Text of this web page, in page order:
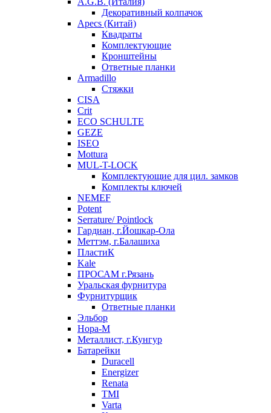
Декоративный колпачок
Apecs (Китай)
Квадраты
Комплектующие
Кронштейны
Ответные планки
Armadillo
Стяжки
CISA
Crit
ECO SCHULTE
GEZE
ISEO
Mottura
MUL-T-LOCK
Комплектующие для цил. замков
Комплекты ключей
NEMEF
Potent
Serrature/ Pointlock
Гардиан, г.Йошкар-Ола
Меттэм, г.Балашиха
ПластиК
Kale
ПРОСАМ г.Рязань
Уральская фурнитура
Фурнитурщик
Ответные планки
Эльбор
Нора-М
Металлист, г.Кунгур
Батарейки
Duracell
Energizer
Renata
TMI
Varta